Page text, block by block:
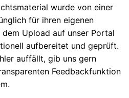
wurde von einer
für ihren eigenen
Upload auf unser Portal
aufbereitet und geprüft.
auffällt, gib uns gern
Feedbackfunktion